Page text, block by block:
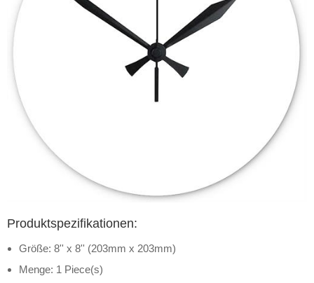
Produktspezifikationen:
Größe: 8'' x 8'' (203mm x 203mm)
Menge: 1 Piece(s)